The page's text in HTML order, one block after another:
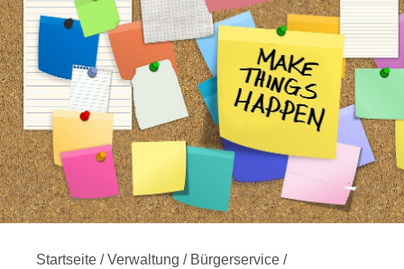
Startseite /Verwaltung / Bürgerservice /